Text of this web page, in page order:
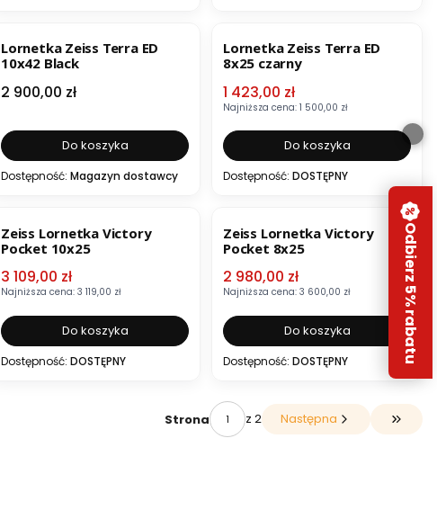
Lornetka Zeiss Terra ED
10x42 Black
Cena
2 900,00 zł
Do koszyka
Dostępność: Magazyn dostawcy
Lornetka Zeiss Terra ED
8x25 czarny
Cena promocyjna
1 423,00 zł
Najniższa cena: 1 500,00 zł
Do koszyka
Dostępność: DOSTĘPNY
Zeiss Lornetka Victory
Pocket 10x25
Cena promocyjna
3 109,00 zł
Najniższa cena: 3 119,00 zł
Do koszyka
Dostępność: DOSTĘPNY
Zeiss Lornetka Victory
Pocket 8x25
Cena promocyjna
2 980,00 zł
Najniższa cena: 3 600,00 zł
Do koszyka
Dostępność: DOSTĘPNY
Strona z 2 Następna
Odbierz 5% rabatu